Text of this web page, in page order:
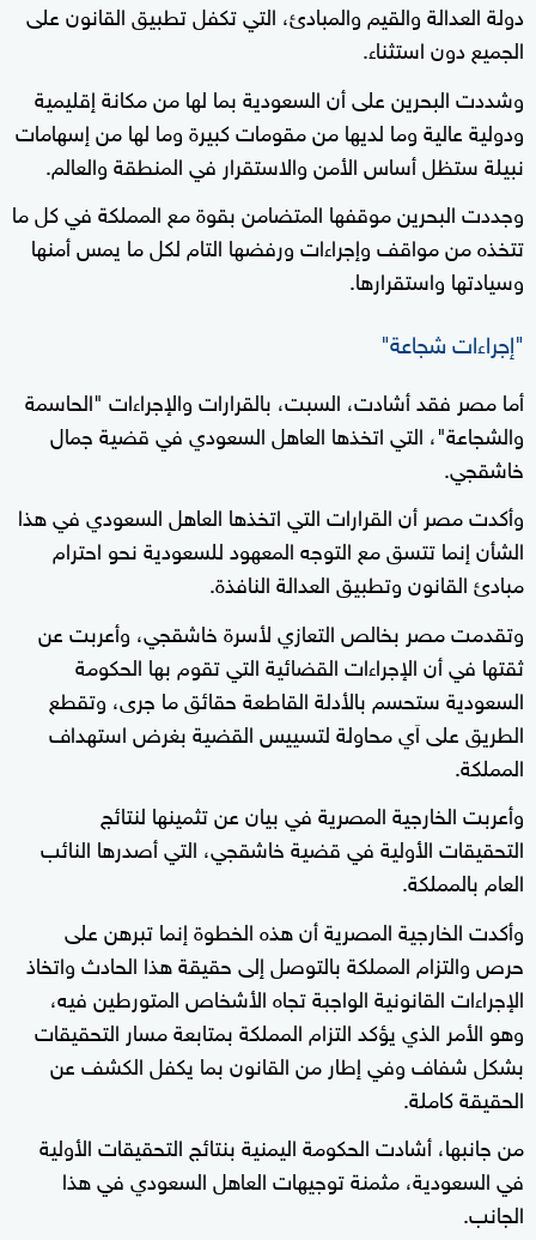
دولة العدالة والقيم والمبادئ، التي تكفل تطبيق القانون على
الجميع دون استثناء.
وشددت البحرين على أن السعودية بما لها من مكانة إقليمية
ودولية عالية وما لديها من مقومات كبيرة وما لها من إسهامات
نبيلة ستظل أساس الأمن والاستقرار في المنطقة والعالم.
وجددت البحرين موقفها المتضامن بقوة مع المملكة في كل ما
تتخذه من مواقف وإجراءات ورفضها التام لكل ما يمس أمنها
وسيادتها واستقرارها.
"إجراءات شجاعة"
أما مصر فقد أشادت، السبت، بالقرارات والإجراءات "الحاسمة
والشجاعة"، التي اتخذها العاهل السعودي في قضية جمال
خاشقجي.
وأكدت مصر أن القرارات التي اتخذها العاهل السعودي في هذا
الشأن إنما تتسق مع التوجه المعهود للسعودية نحو احترام
مبادئ القانون وتطبيق العدالة النافذة.
وتقدمت مصر بخالص التعازي لأسرة خاشقجي، وأعربت عن
ثقتها في أن الإجراءات القضائية التي تقوم بها الحكومة
السعودية ستحسم بالأدلة القاطعة حقائق ما جرى، وتقطع
الطريق على اَي محاولة لتسييس القضية بغرض استهداف
المملكة.
وأعربت الخارجية المصرية في بيان عن تثمينها لنتائج
التحقيقات الأولية في قضية خاشقجي، التي أصدرها النائب
العام بالمملكة.
وأكدت الخارجية المصرية أن هذه الخطوة إنما تبرهن على
حرص والتزام المملكة بالتوصل إلى حقيقة هذا الحادث واتخاذ
الإجراءات القانونية الواجبة تجاه الأشخاص المتورطين فيه،
وهو الأمر الذي يؤكد التزام المملكة بمتابعة مسار التحقيقات
بشكل شفاف وفي إطار من القانون بما يكفل الكشف عن
الحقيقة كاملة.
من جانبها، أشادت الحكومة اليمنية بنتائج التحقيقات الأولية
في السعودية، مثمنة توجيهات العاهل السعودي في هذا
الجانب.